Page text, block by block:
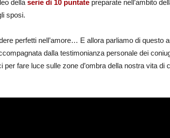
della serie di 10 puntate preparate nell’ambito
sposi.
perfetti nell’amore… E allora parliamo di questo
dalla testimonianza personale dei
fare luce sulle zone d’ombra della nostra vita